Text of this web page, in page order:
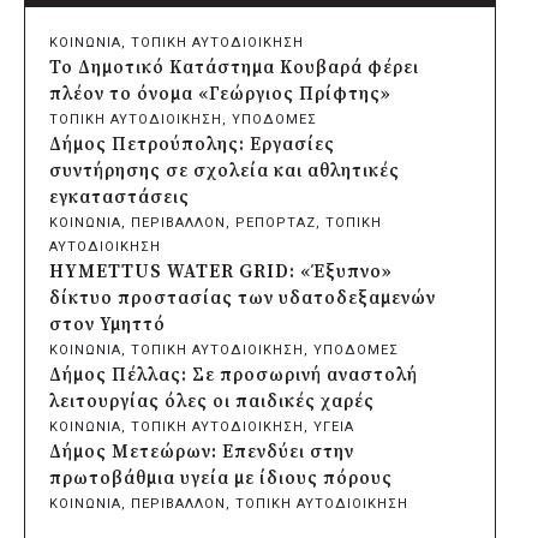
Δήμος Πατρέων: Αντικατάσταση
φωτιστικών μετά τη λεηλασία στο έλος
της Αγυιάς
πριν από 2 μέρες
Δήμος Σαρωνικού: Βανδάλισαν το
εκκλησάκι της Μεταμόρφωσης του
Σωτήρος
πριν από 2 μέρες
Περιφέρεια Αττικής: Έξι συμπεράσματα
για την ψηφιακή μετάβαση των
επιχειρήσεων
πριν από 2 μέρες
Δήμος Σαρωνικού και ΑΡΧΕΛΩΝ
ενημερώνουν τους λουόμενους για τη
συνύπαρξη με τις θαλάσσιες χελώνες
πριν από 2 μέρες
Δήμος Κυθήρων: Απαγόρευση πρόσβασης
στην παραλία Λυκοδήμου για λόγους
ασφαλείας
πριν από 2 μέρες
ΚΟΙΝΩΝΙΑ, ΤΟΠΙΚΗ ΑΥΤΟΔΙΟΙΚΗΣΗ
Το Δημοτικό Κατάστημα Κουβαρά φέρει
πλέον το όνομα «Γεώργιος Πρίφτης»
ΤΟΠΙΚΗ ΑΥΤΟΔΙΟΙΚΗΣΗ , ΥΠΟΔΟΜΕΣ
Δήμος Πετρούπολης: Εργασίες
συντήρησης σε σχολεία και αθλητικές
εγκαταστάσεις
ΚΟΙΝΩΝΙΑ, ΠΕΡΙΒΑΛΛΟΝ , ΡΕΠΟΡΤΑΖ, ΤΟΠΙΚΗ
ΑΥΤΟΔΙΟΙΚΗΣΗ
HYMETTUS WATER GRID: «Έξυπνο»
δίκτυο προστασίας των υδατοδεξαμενών
στον Υμηττό
ΚΟΙΝΩΝΙΑ, ΤΟΠΙΚΗ ΑΥΤΟΔΙΟΙΚΗΣΗ , ΥΠΟΔΟΜΕΣ
Δήμος Πέλλας: Σε προσωρινή αναστολή
λειτουργίας όλες οι παιδικές χαρές
ΚΟΙΝΩΝΙΑ, ΤΟΠΙΚΗ ΑΥΤΟΔΙΟΙΚΗΣΗ , ΥΓΕΙΑ
Δήμος Μετεώρων: Επενδύει στην
πρωτοβάθμια υγεία με ίδιους πόρους
ΚΟΙΝΩΝΙΑ, ΠΕΡΙΒΑΛΛΟΝ , ΤΟΠΙΚΗ ΑΥΤΟΔΙΟΙΚΗΣΗ